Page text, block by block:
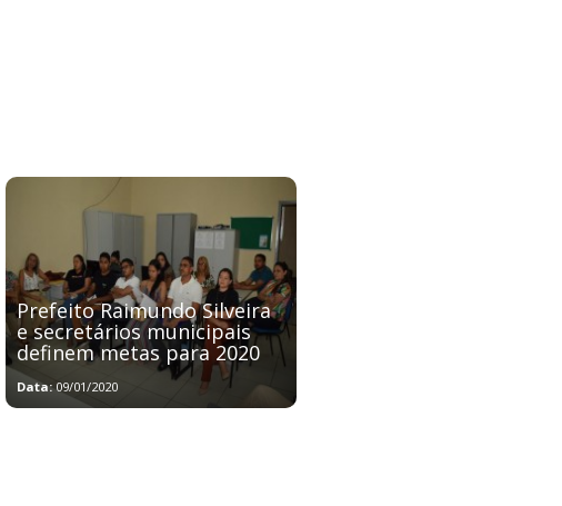
Prefeito Raimundo Silveira
e secretários municipais
definem metas para 2020
Data:09/01/2020